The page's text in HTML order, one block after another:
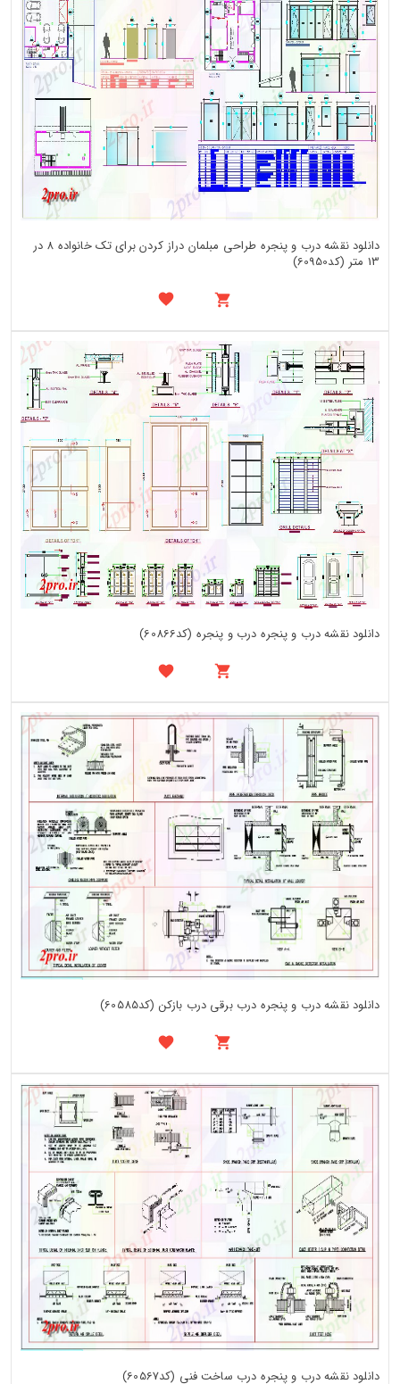
دانلود نقشه درب و پنجره طراحی مبلمان دراز کردن برای تک خانواده 8 در
13 متر (کد60950)
دانلود نقشه درب و پنجره درب و پنجره (کد60866)
دانلود نقشه درب و پنجره درب برقی درب بازکن (کد60585)
دانلود نقشه درب و پنجره درب ساخت فنی (کد60567)